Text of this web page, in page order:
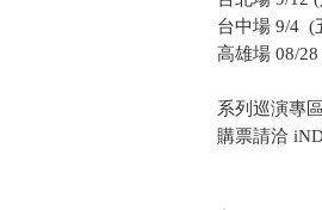
台中場 9/4 (
高雄場 08/
系列巡演專
購票請洽